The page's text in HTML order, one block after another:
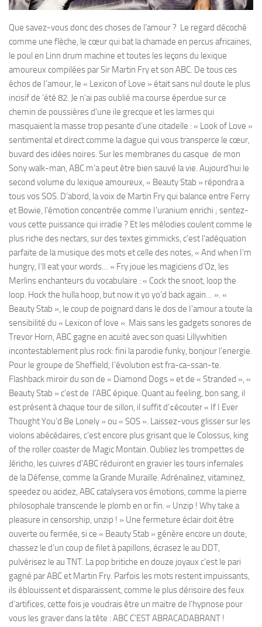
Que savez-vous donc des choses de l’amour ? Le regard décoché
comme une flèche, le cœur qui bat la chamade en percus africaines,
le poul en Linn drum machine et toutes les leçons du lexique
amoureux compilées par Sir Martin Fry et son ABC. De tous ces
échos de I’amour, le « Lexicon of Love » était sans nul doute le plus
incisif de ‘été 82. Je n’ai pas oublié ma course éperdue sur ce
chemin de poussières d’une ile grecque et les larmes qui
masquaient la masse trop pesante d’une citadelle : « Look of Love »
sentimental et direct comme la dague qui vous transperce le cœur,
buvard des idées noires. Sur les membranes du casque de mon
Sony walk-man, ABC m’a peut être bien sauvé la vie. Aujourd’hui le
second volume du lexique amoureux, « Beauty Stab » répondra a
tous vos SOS. D’abord, la voix de Martin Fry qui balance entre Ferry
et Bowie, l’émotion concentrée comme I’uranium enrichi ; sentez-
vous cette puissance qui irradie ? Et les mélodies coulent comme le
plus riche des nectars, sur des textes gimmicks, c’est l’adéquation
parfaite de la musique des mots et celle des notes, « And when I’m
hungry, I’ll eat your words… » Fry joue les magiciens d’Oz, les
Merlins enchanteurs du vocabulaire : « Cock the snoot, loop the
loop. Hock the hulla hoop, but now it yo yo’d back again… ». «
Beauty Stab », le coup de poignard dans le dos de I’amour a toute la
sensibilité du « Lexicon of love ». Mais sans les gadgets sonores de
Trevor Horn, ABC gagne en acuité avec son quasi Lillywhitien
incontestablement plus rock: fini la parodie funky, bonjour l’energie.
Pour le groupe de Sheffield, I’évolution est fra-ca-ssan-te.
Flashback miroir du son de « Diamond Dogs » et de « Stranded », «
Beauty Stab » c’est de l’ABC épique. Quant au feeling, bon sang, il
est présent à chaque tour de sillon, il suffit d’¢écouter « If I Ever
Thought You’d Be Lonely » ou « SOS ». Laissez-vous glisser sur les
violons abécédaires, c’est encore plus grisant que le Colossus, king
of the roller coaster de Magic Montain. Oubliez les trompettes de
Jéricho, les cuivres d’ABC réduiront en gravier les tours infernales
de la Défense, comme la Grande Muraille. Adrénalinez, vitaminez,
speedez ou acidez, ABC catalysera vos émotions, comme la pierre
philosophale transcende le plomb en or fin. « Unzip ! Why take a
pleasure in censorship, unzip ! » Une fermeture éclair doit être
ouverte ou fermée, si ce « Beauty Stab » génère encore un doute,
chassez le d’un coup de filet à papillons, écrasez le au DDT,
pulvérisez le au TNT. La pop britiche en douze joyaux c’est le pari
gagné par ABC et Martin Fry. Parfois les mots restent impuissants,
ils éblouissent et disparaissent, comme le plus dérisoire des feux
d’artifices, cette fois je voudrais être un maitre de l’hypnose pour
vous les graver dans la tête : ABC C’EST ABRACADABRANT !